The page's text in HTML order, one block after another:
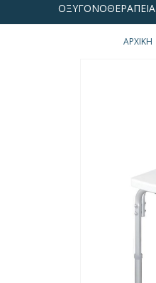
ΟΞΥΓΟΝΟΘΕΡΑΠΕΙΑ
ΑΡΧΙΚΉ